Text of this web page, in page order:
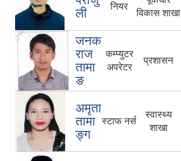
ली
नियर
विकास शाखा
जनक
राज
तामा
ङ
कम्प्युटर
अपरेटर
प्रशासन
अमृता
तामा
ङ्ग
स्टाफ नर्स
स्वास्थ्य
शाखा